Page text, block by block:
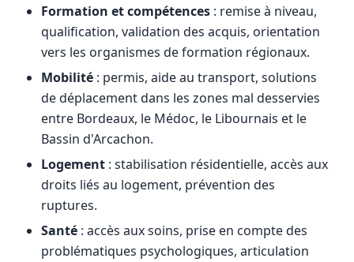
Formation et compétences : remise à niveau,
qualification, validation des acquis, orientation
vers les organismes de formation régionaux.
Mobilité : permis, aide au transport, solutions
de déplacement dans les zones mal desservies
entre Bordeaux, le Médoc, le Libournais et le
Bassin d'Arcachon.
Logement : stabilisation résidentielle, accès aux
droits liés au logement, prévention des
ruptures.
Santé : accès aux soins, prise en compte des
problématiques psychologiques, articulation